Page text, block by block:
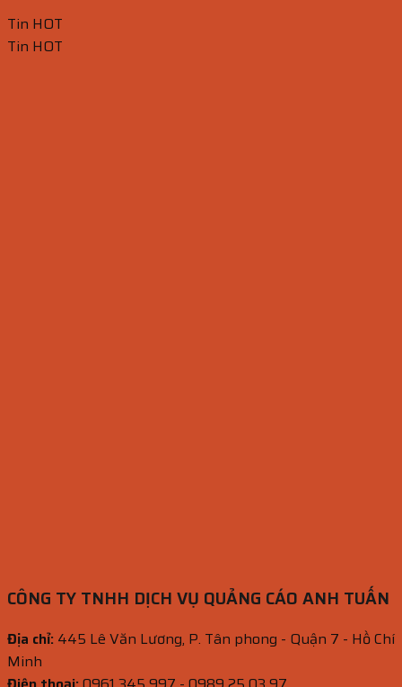
Tin HOT
Tin HOT
CÔNG TY TNHH DỊCH VỤ QUẢNG CÁO ANH TUẤN
Địa chỉ: 445 Lê Văn Lương, P. Tân phong - Quận 7 - Hồ Chí
Minh